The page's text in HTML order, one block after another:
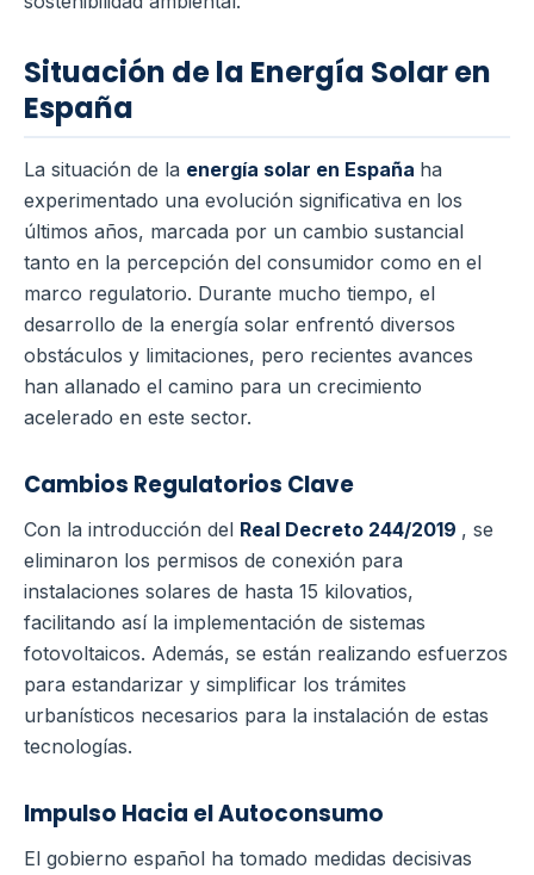
Situación de la Energía Solar en
España
La situación de la energía solar en España ha
experimentado una evolución significativa en los
últimos años, marcada por un cambio sustancial
tanto en la percepción del consumidor como en el
marco regulatorio. Durante mucho tiempo, el
desarrollo de la energía solar enfrentó diversos
obstáculos y limitaciones, pero recientes avances
han allanado el camino para un crecimiento
acelerado en este sector.
Cambios Regulatorios Clave
Con la introducción del Real Decreto 244/2019 , se
eliminaron los permisos de conexión para
instalaciones solares de hasta 15 kilovatios,
facilitando así la implementación de sistemas
fotovoltaicos. Además, se están realizando esfuerzos
para estandarizar y simplificar los trámites
urbanísticos necesarios para la instalación de estas
tecnologías.
Impulso Hacia el Autoconsumo
El gobierno español ha tomado medidas decisivas